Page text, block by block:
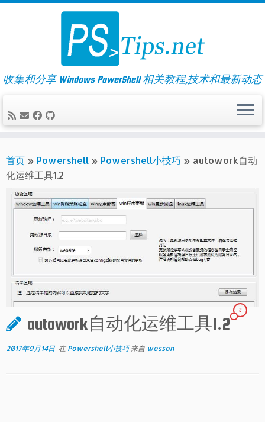
Skip
收集和分享 Windows PowerShell 相关教程,技术和最新动态
首页 » Powershell » Powershell小技巧 » autowork自动
化运维工具1.2
autowork自动化运维工具1.2
2
2017年9月14日 在 Powershell小技巧来自 wesson